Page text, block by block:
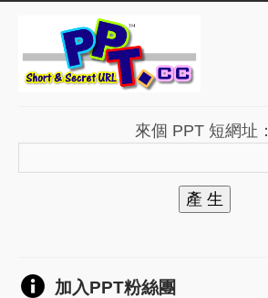
來個 PPT 短網址：
產 生
加入PPT粉絲團